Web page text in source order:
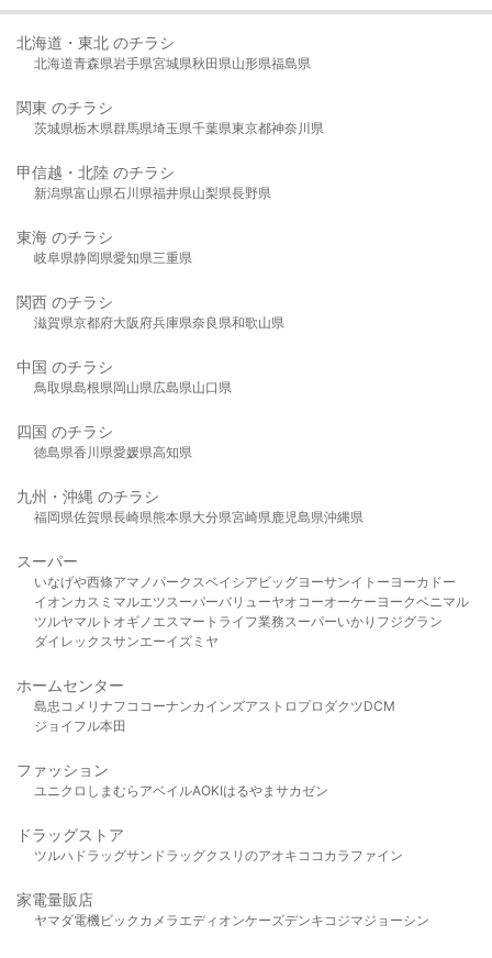
北海道・東北 のチラシ
北海道青森県岩手県宮城県秋田県山形県福島県
関東 のチラシ
茨城県栃木県群馬県埼玉県千葉県東京都神奈川県
甲信越・北陸 のチラシ
新潟県富山県石川県福井県山梨県長野県
東海 のチラシ
岐阜県静岡県愛知県三重県
関西 のチラシ
滋賀県京都府大阪府兵庫県奈良県和歌山県
中国 のチラシ
鳥取県島根県岡山県広島県山口県
四国 のチラシ
徳島県香川県愛媛県高知県
九州・沖縄 のチラシ
福岡県佐賀県長崎県熊本県大分県宮崎県鹿児島県沖縄県
スーパー
いなげや西條アマノパークスベイシア ビッグヨーサンイトーヨーカドー
イオンカスミ マルエツスーパーバリューヤオコーオーケー ヨークベニマル
ツルヤマルト オギノ エスマート ライフ業務スーパーいかり フジグラン
ダイレックスサンエーイズミヤ
ホームセンター
島忠 コメリ ナフコ コーナンカインズアストロプロダクツDCM
ジョイフル本田
ファッション
ユニクロ しまむら アベイルAOKIはるやま サカゼン
ドラッグストア
ツルハドラッグサンドラッグクスリのアオキ ココカラファイン
家電量販店
ヤマダ電機ビックカメラ エディオンケーズデンキ コジマジョーシン